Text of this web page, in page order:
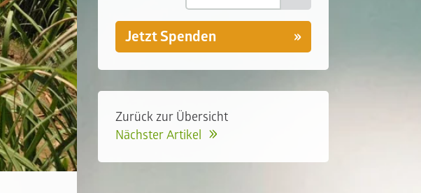
Jetzt Spenden
Zurück zur Übersicht
Nächster Artikel